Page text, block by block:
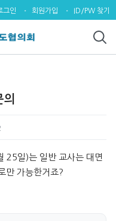
연수 문의
그인 회원가입 ID/PW 찾기
25일)는 일반 교사는 대면
만 가능한거죠?